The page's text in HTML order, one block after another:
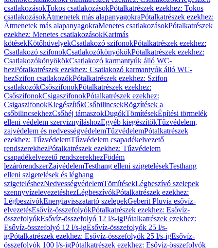
csatlakozásokTokos csatlakozásokPótalkatrészek ezekhez: Tokos
csatlakozásokÁtmenetek más alapanyagokraPótalkatrészek ezekhez:
Átmenetek más alapanyagokraMenetes csatlakozásokPótalkatrészek
ezekhez: Menetes csatlakozásokKarimás
kötésekKötőhüvelyekCsatlakozó szifonokPótalkatrészek ezekhez:
Csatlakozó szifonokCsatlakozókönyökökPótalkatrészek ezekhez:
CsatlakozókönyökökCsatlakozó karmantyúk álló WC-
hezPótalkatrészek ezekhez: Csatlakozó karmantyúk álló WC-
hezSzifon csatlakozókPótalkatrészek ezekhez: Szifon
csatlakozókCsőszifonokPótalkatrészek ezekhez:
CsőszifonokCsigaszifonokPótalkatrészek ezekhez:
CsigaszifonokKiegészítőkCsőbilincsekRögzítések a
csőbilincsekhezCsőhéj támaszokDugókTömítésekÉpítési törmelék
elleni védelem szerviznyíláshozEgyéb kiegészítőkTűzvédelem,
zajvédelem és nedvességvédelemTűzvédelemPótalkatrészek
ezekhez: TűzvédelemTűzvédelem csapadékelvezető
rendszerekhezPótalkatrészek ezekhez: Tűzvédelem
csapadékelvezető rendszerekhezFödém
lezárórendszerZajvédelemTesthang elleni szigetelésekTesthang
elleni szigetelések és léghang
szigeteléshezNedvességvédelemTömítésekLégbeszívó szelepek
szennyvízelevezetéshezLégbeszívókPótalkatrészek ezekhez:
LégbeszívókEnergiavisszatartó szelepekGeberit Pluvia esővíz-
elvezetésEsővíz-összefolyókPótalkatrészek ezekhez: Esővíz-
összefolyókEsővíz-összefolyó 12 l/s-igPótalkatrészek ezekhez:
Esővíz-összefolyó 12 l/s-igEsővíz-összefolyók 25 l/s-
igPótalkatrészek ezekhez: Esővíz-összefolyók 25 l/s-igEsővíz-
összefolyók 100 l/s-igPótalkatrészek ezekhez: Esővíz-összefolyók